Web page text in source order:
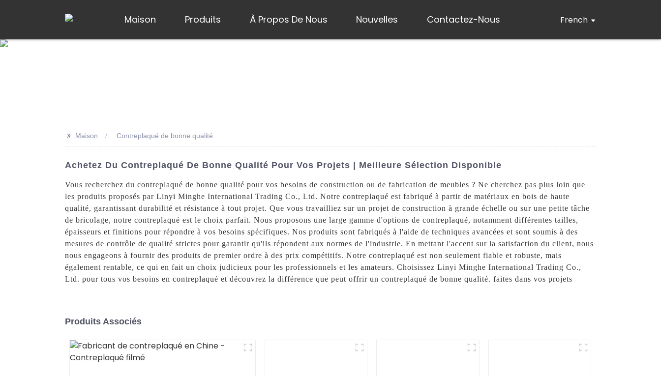
Maison Produits À Propos De Nous Nouvelles Contactez-Nous French
>> Maison Contreplaqué de bonne qualité
Achetez Du Contreplaqué De Bonne Qualité Pour Vos Projets | Meilleure Sélection Disponible
Vous recherchez du contreplaqué de bonne qualité pour vos besoins de construction ou de fabrication de meubles ? Ne cherchez pas plus loin que
les produits proposés par Linyi Minghe International Trading Co., Ltd. Notre contreplaqué est fabriqué à partir de matériaux en bois de haute
qualité, garantissant durabilité et résistance à tout projet. Que vous travailliez sur un projet de construction à grande échelle ou sur une petite tâche
de bricolage, notre contreplaqué est le choix parfait. Nous proposons une large gamme d'options de contreplaqué, notamment différentes tailles,
épaisseurs et finitions pour répondre à vos besoins spécifiques. Nos produits sont fabriqués à l'aide de techniques avancées et sont soumis à des
mesures de contrôle de qualité strictes pour garantir qu'ils répondent aux normes de l'industrie. En mettant l'accent sur la satisfaction du client, nous
nous engageons à fournir des produits de premier ordre à des prix compétitifs. Notre contreplaqué est non seulement fiable et robuste, mais
également rentable, ce qui en fait un choix judicieux pour les professionnels et les amateurs. Choisissez Linyi Minghe International Trading Co.,
Ltd. pour tous vos besoins en contreplaqué et découvrez la différence que peut offrir un contreplaqué de bonne qualité. faites dans vos projets
Produits Associés